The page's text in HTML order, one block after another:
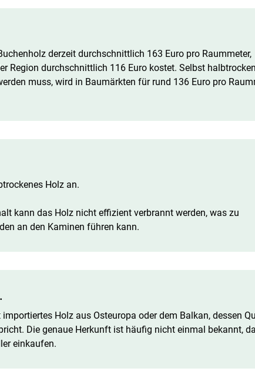
derzeit durchschnittlich 163 Euro pro Raummeter,
Region durchschnittlich 116 Euro kostet. Selbst
muss, wird in Baumärkten für rund 136 Euro pro
Holz an.
kann das Holz nicht effizient verbrannt werden, was zu
an den Kaminen führen kann.
Holz aus Osteuropa oder dem Balkan, dessen
Die genaue Herkunft ist häufig nicht einmal bekannt,
einkaufen.